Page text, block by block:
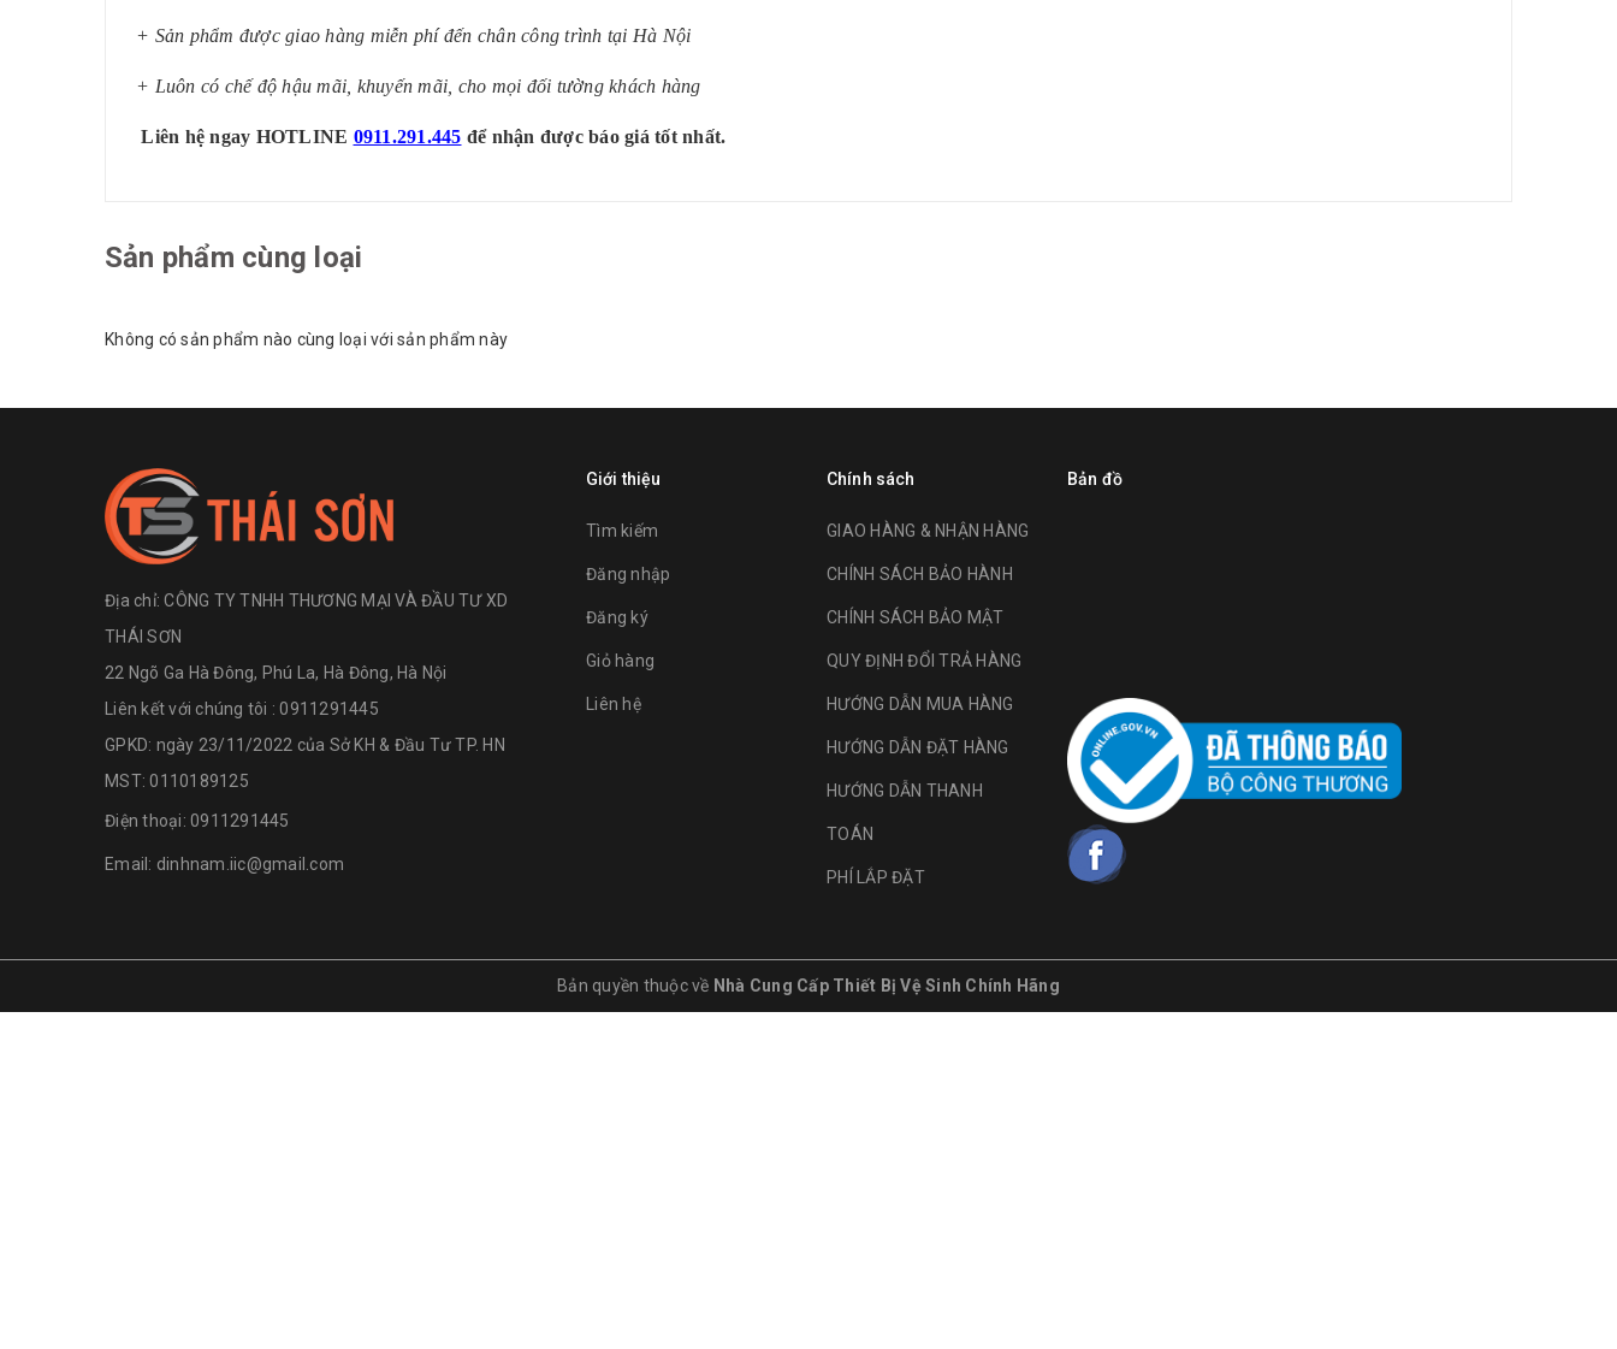
+ Sản phẩm được giao hàng miễn phí đến chân công trình tại Hà Nội
+ Luôn có chế độ hậu mãi, khuyến mãi, cho mọi đối tường khách hàng
Liên hệ ngay HOTLINE 0911.291.445 để nhận được báo giá tốt nhất.
Sản phẩm cùng loại
Không có sản phẩm nào cùng loại với sản phẩm này
Địa chỉ:CÔNG TY TNHH THƯƠNG MẠI VÀ ĐẦU TƯ XD
THÁI SƠN
22 Ngõ Ga Hà Đông, Phú La, Hà Đông, Hà Nội
Liên kết với chúng tôi : 0911291445
GPKD: ngày 23/11/2022 của Sở KH & Đầu Tư TP. HN
MST: 0110189125
Điện thoại: 0911291445
Email: dinhnam.iic@gmail.com
Giới thiệu
Tìm kiếm
Đăng nhập
Đăng ký
Giỏ hàng
Liên hệ
Chính sách
GIAO HÀNG & NHẬN HÀNG
CHÍNH SÁCH BẢO HÀNH
CHÍNH SÁCH BẢO MẬT
QUY ĐỊNH ĐỔI TRẢ HÀNG
HƯỚNG DẪN MUA HÀNG
HƯỚNG DẪN ĐẶT HÀNG
HƯỚNG DẪN THANH
TOÁN
PHÍ LẮP ĐẶT
Bản đồ
Bản quyền thuộc về Nhà Cung Cấp Thiết Bị Vệ Sinh Chính Hãng